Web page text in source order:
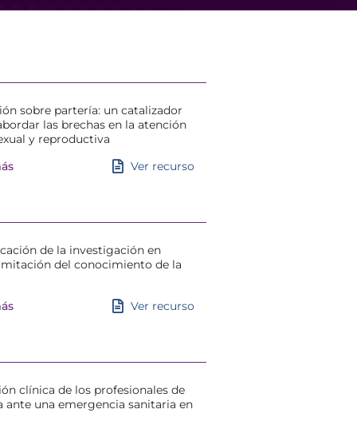
sobre partería: un catalizador
las brechas en la atención
y reproductiva
Ver recurso
de la investigación en
del conocimiento de la
Ver recurso
clínica de los profesionales de
ante una emergencia sanitaria en